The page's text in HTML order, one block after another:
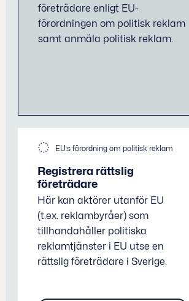
företrädare enligt EU-
förordningen om politisk reklam
samt anmäla politisk reklam.
EU:s förordning om politisk reklam
Registrera rättslig
företrädare
Här kan aktörer utanför EU
(t.ex. reklambyråer) som
tillhandahåller politiska
reklamtjänster i EU utse en
rättslig företrädare i Sverige.